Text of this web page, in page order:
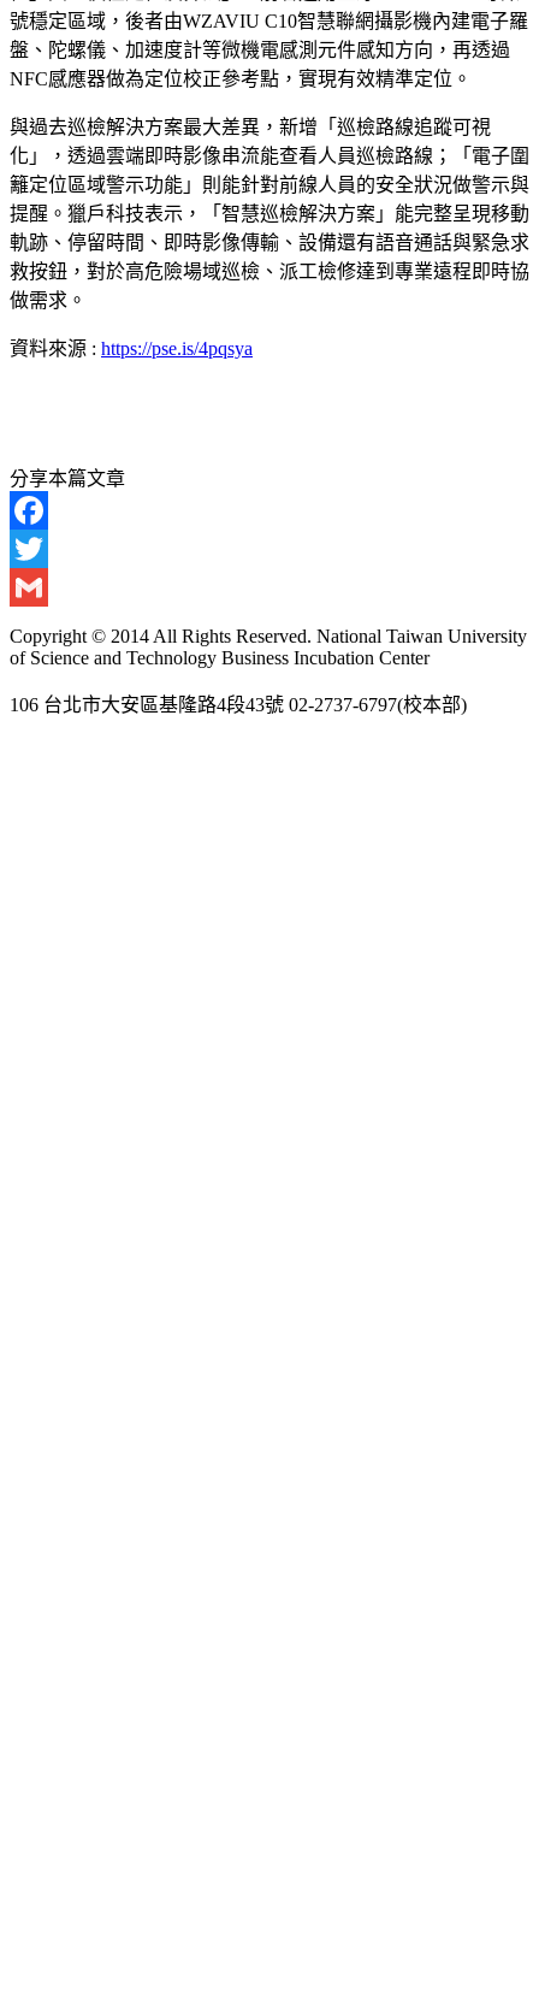
號穩定區域，後者由WZAVIU C10智慧聯網攝影機內建電子羅
盤、陀螺儀、加速度計等微機電感測元件感知方向，再透過
NFC感應器做為定位校正參考點，實現有效精準定位。
與過去巡檢解決方案最大差異，新增「巡檢路線追蹤可視
化」，透過雲端即時影像串流能查看人員巡檢路線；「電子圍
籬定位區域警示功能」則能針對前線人員的安全狀況做警示與
提醒。獵戶科技表示，「智慧巡檢解決方案」能完整呈現移動
軌跡、停留時間、即時影像傳輸、設備還有語音通話與緊急求
救按鈕，對於高危險場域巡檢、派工檢修達到專業遠程即時協
做需求。
資料來源 : https://pse.is/4pqsya
分享本篇文章
Facebook
Twitter
Gmail
Copyright © 2014 All Rights Reserved. National Taiwan University
of Science and Technology Business Incubation Center
106 台北市大安區基隆路4段43號 02-2737-6797(校本部)